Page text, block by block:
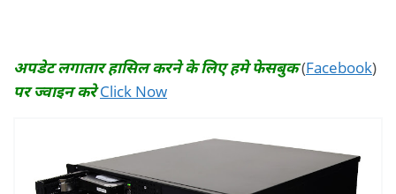
अपडेट लगातार हासिल करने के लिए हमे फेसबुक(Facebook)
पर ज्वाइन करे Click Now